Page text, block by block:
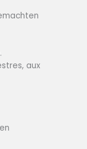
aux